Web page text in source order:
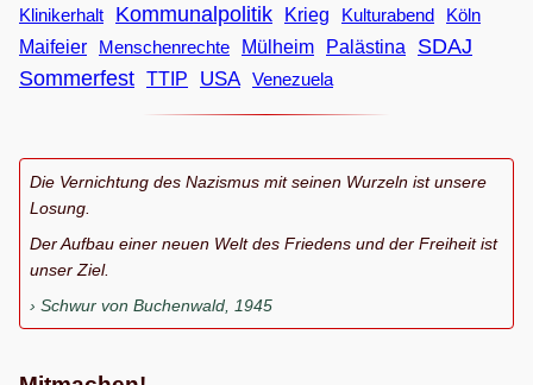
Klinikerhalt Kommunalpolitik Krieg Kulturabend
Köln
Maifeier
Menschenrechte Mülheim Palästina
SDAJ
Sommerfest TTIP USA Venezuela
Die Vernichtung des Nazismus mit seinen Wurzeln ist unsere
Losung.
Der Aufbau einer neuen Welt des Friedens und der Freiheit ist
unser Ziel.
Schwur von Buchenwald, 1945